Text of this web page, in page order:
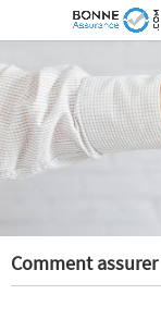
Comment